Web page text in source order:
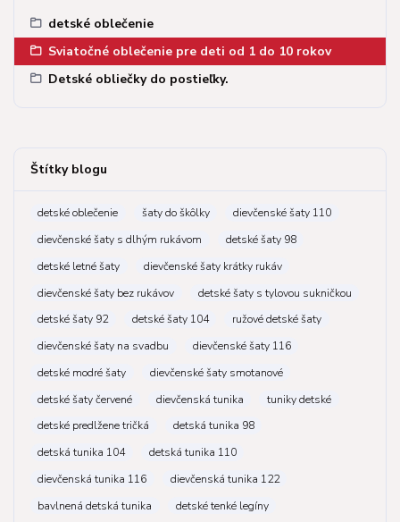
detské oblečenie
Sviatočné oblečenie pre deti od 1 do 10 rokov
Detské obliečky do postieľky.
Štítky blogu
detské oblečenie šaty do škôlky
dievčenské šaty 110
dievčenské šaty s dlhým rukávom
detské šaty 98
detské letné šaty
dievčenské šaty krátky rukáv
dievčenské šaty bez rukávov
detské šaty s tylovou sukničkou
detské šaty 92
detské šaty 104
ružové detské šaty
dievčenské šaty na svadbu
dievčenské šaty 116
detské modré šaty
dievčenské šaty smotanové
detské šaty červené
dievčenská tunika
tuniky detské
detské predlžene tričká
detská tunika 98
detská tunika 104
detská tunika 110
dievčenská tunika 116
dievčenská tunika 122
bavlnená detská tunika
detské tenké legíny